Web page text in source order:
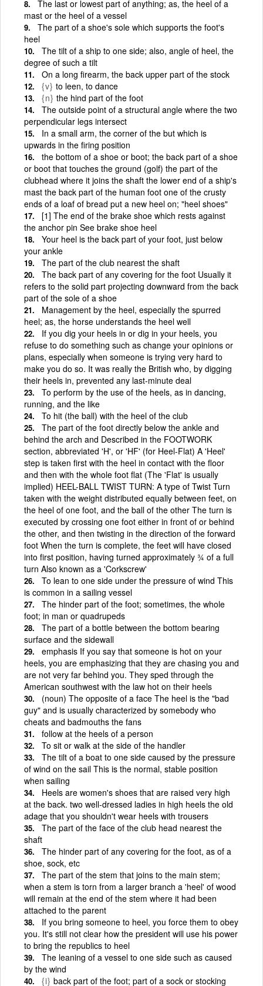
The last or lowest part of anything; as, the heel of a
mast or the heel of a vessel
The part of a shoe's sole which supports the foot's
heel
The tilt of a ship to one side; also, angle of heel, the
degree of such a tilt
On a long firearm, the back upper part of the stock
{v} to leen, to dance
{n} the hind part of the foot
The outside point of a structural angle where the two
perpendicular legs intersect
In a small arm, the corner of the but which is
upwards in the firing position
the bottom of a shoe or boot; the back part of a shoe
or boot that touches the ground (golf) the part of the
clubhead where it joins the shaft the lower end of a ship's
mast the back part of the human foot one of the crusty
ends of a loaf of bread put a new heel on; "heel shoes"
[1] The end of the brake shoe which rests against
the anchor pin See brake shoe heel
Your heel is the back part of your foot, just below
your ankle
The part of the club nearest the shaft
The back part of any covering for the foot Usually it
refers to the solid part projecting downward from the back
part of the sole of a shoe
Management by the heel, especially the spurred
heel; as, the horse understands the heel well
If you dig your heels in or dig in your heels, you
refuse to do something such as change your opinions or
plans, especially when someone is trying very hard to
make you do so. It was really the British who, by digging
their heels in, prevented any last-minute deal
To perform by the use of the heels, as in dancing,
running, and the like
To hit (the ball) with the heel of the club
The part of the foot directly below the ankle and
behind the arch and Described in the FOOTWORK
section, abbreviated 'H', or 'HF' (for Heel-Flat) A 'Heel'
step is taken first with the heel in contact with the floor
and then with the whole foot flat (The 'Flat' is usually
implied) HEEL-BALL TWIST TURN: A type of Twist Turn
taken with the weight distributed equally between feet, on
the heel of one foot, and the ball of the other The turn is
executed by crossing one foot either in front of or behind
the other, and then twisting in the direction of the forward
foot When the turn is complete, the feet will have closed
into first position, having turned approximately ¾ of a full
turn Also known as a 'Corkscrew'
To lean to one side under the pressure of wind This
is common in a sailing vessel
The hinder part of the foot; sometimes, the whole
foot; in man or quadrupeds
The part of a bottle between the bottom bearing
surface and the sidewall
emphasis If you say that someone is hot on your
heels, you are emphasizing that they are chasing you and
are not very far behind you. They sped through the
American southwest with the law hot on their heels
(noun) The opposite of a face The heel is the "bad
guy" and is usually characterized by somebody who
cheats and badmouths the fans
follow at the heels of a person
To sit or walk at the side of the handler
The tilt of a boat to one side caused by the pressure
of wind on the sail This is the normal, stable position
when sailing
Heels are women's shoes that are raised very high
at the back. two well-dressed ladies in high heels the old
adage that you shouldn't wear heels with trousers
The part of the face of the club head nearest the
shaft
The hinder part of any covering for the foot, as of a
shoe, sock, etc
The part of the stem that joins to the main stem;
when a stem is torn from a larger branch a 'heel' of wood
will remain at the end of the stem where it had been
attached to the parent
If you bring someone to heel, you force them to obey
you. It's still not clear how the president will use his power
to bring the republics to heel
The leaning of a vessel to one side such as caused
by the wind
{i} back part of the foot; part of a sock or stocking